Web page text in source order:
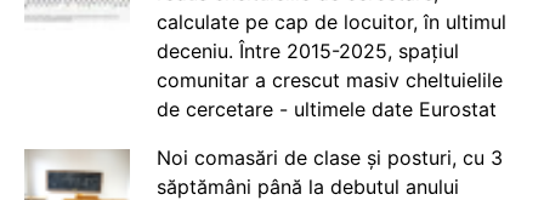
calculate pe cap de locuitor, în ultimul
deceniu. Între 2015-2025, spațiul
comunitar a crescut masiv cheltuielile
de cercetare - ultimele date Eurostat
Noi comasări de clase și posturi, cu 3
săptămâni până la debutul anului